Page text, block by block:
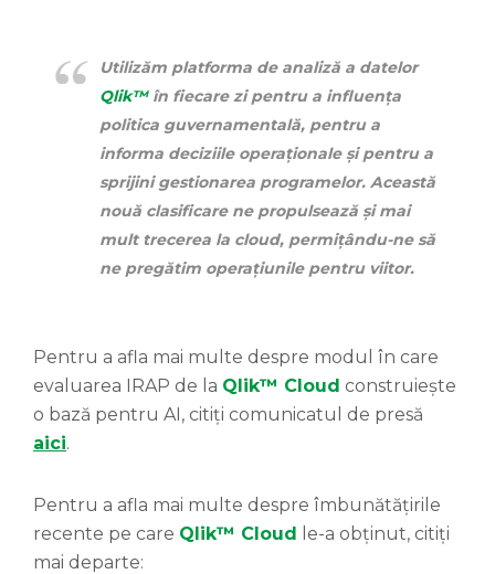
Utilizăm platforma de analiză a datelor
Qlik™în fiecare zi pentru a influența
politica guvernamentală, pentru a
informa deciziile operaționale și pentru a
sprijini gestionarea programelor. Această
nouă clasificare ne propulsează și mai
mult trecerea la cloud, permițându-ne să
ne pregătim operațiunile pentru viitor.
Pentru a afla mai multe despre modul în care
evaluarea IRAP de la Qlik™ Cloud construiește
o bază pentru AI, citiți comunicatul de presă
aici.
Pentru a afla mai multe despre îmbunătățirile
recente pe care Qlik™ Cloud le-a obținut, citiți
mai departe: